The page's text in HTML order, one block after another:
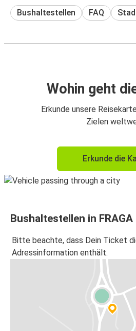
Bushaltestellen FAQ
Wohin geht
Erkunde unsere
Zielen
Erkunde die
Bushaltestellen in FRAGA
Bitte beachte, dass Dein Ticket
Adressinformation enthält.